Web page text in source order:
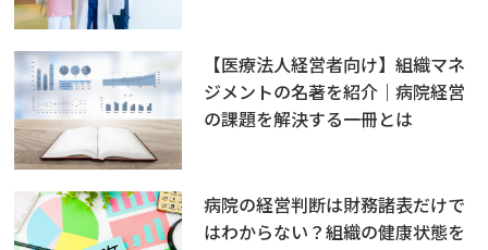
【医療法人経営者向け】組織マネ
ジメントの名著を紹介｜病院経営
の課題を解決する一冊とは
病院の経営判断は財務諸表だけで
はわからない？組織の健康状態を